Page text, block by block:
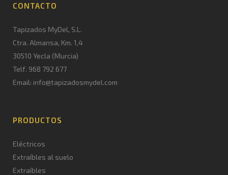
CONTACTO
Tapizados MyDel, S.L.
Ctra. Almansa, Km. 1,4
30510 Yecla (Murcia)
Telf. 968 792 677
Email: info@tapizadosmydel.com
PRODUCTOS
Eléctricos
Extraíbles al suelo
Extraíbles